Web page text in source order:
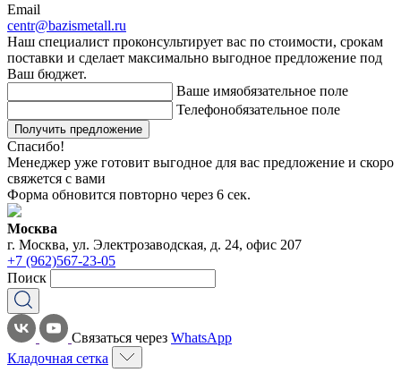
Email
centr@bazismetall.ru
Наш специалист проконсультирует вас по стоимости, срокам
поставки и сделает максимально выгодное предложение под
Ваш бюджет.
Ваше имяобязательное поле
Телефонобязательное поле
Получить предложение
Спасибо!
Менеджер уже готовит выгодное для вас предложение и скоро
свяжется с вами
Форма обновится повторно через 6 сек.
Москва
г. Москва, ул. Электрозаводская, д. 24, офис 207
+7 (962)567-23-05
Поиск
Связаться через WhatsApp
Кладочная сетка